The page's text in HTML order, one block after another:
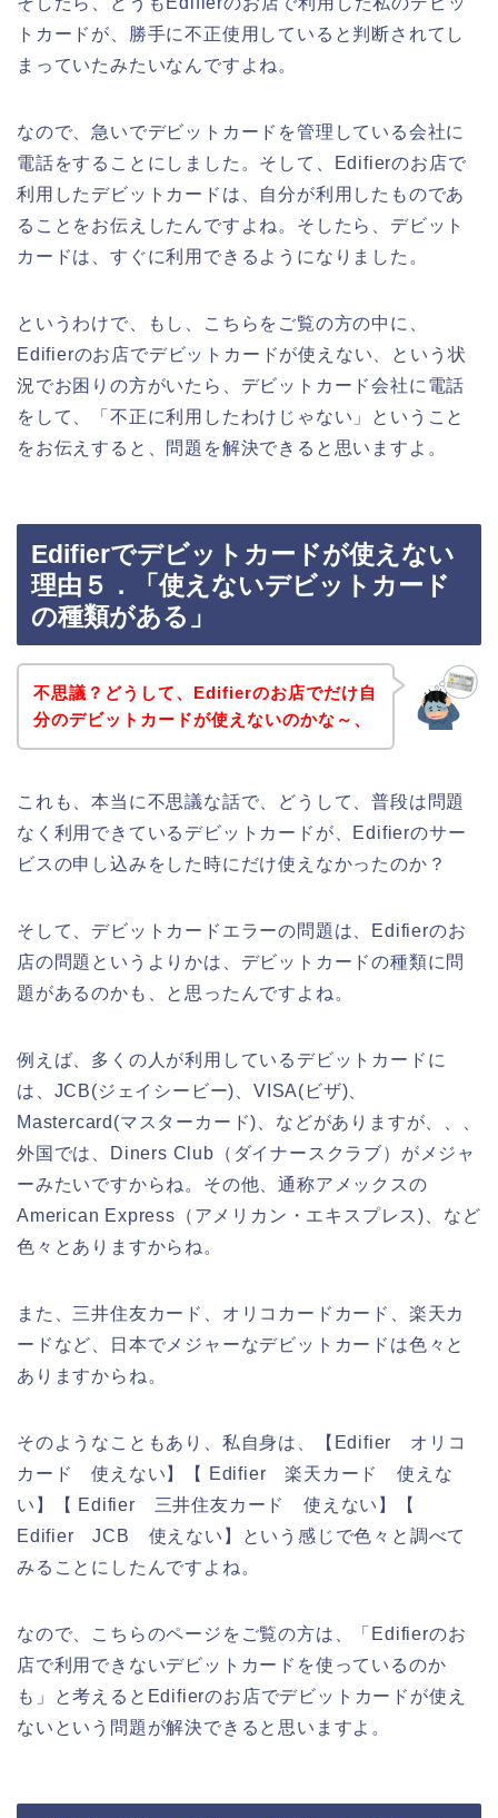
トカードが、勝手に不正使用していると判断されてし
まっていたみたいなんですよね。
なので、急いでデビットカードを管理している会社に
電話をすることにしました。そして、Edifierのお店で
利用したデビットカードは、自分が利用したものであ
ることをお伝えしたんですよね。そしたら、デビット
カードは、すぐに利用できるようになりました。
というわけで、もし、こちらをご覧の方の中に、
Edifierのお店でデビットカードが使えない、という状
況でお困りの方がいたら、デビットカード会社に電話
をして、「不正に利用したわけじゃない」ということ
をお伝えすると、問題を解決できると思いますよ。
Edifierでデビットカードが使えない
理由５．「使えないデビットカード
の種類がある」
不思議？どうして、Edifierのお店でだけ自
分のデビットカードが使えないのかな～、
これも、本当に不思議な話で、どうして、普段は問題
なく利用できているデビットカードが、Edifierのサー
ビスの申し込みをした時にだけ使えなかったのか？
そして、デビットカードエラーの問題は、Edifierのお
店の問題というよりかは、デビットカードの種類に問
題があるのかも、と思ったんですよね。
例えば、多くの人が利用しているデビットカードに
は、JCB(ジェイシービー)、VISA(ビザ)、
Mastercard(マスターカード)、などがありますが、、、
外国では、Diners Club（ダイナースクラブ）がメジャ
ーみたいですからね。その他、通称アメックスの
American Express（アメリカン・エキスプレス)、など
色々とありますからね。
また、三井住友カード、オリコカードカード、楽天カ
ードなど、日本でメジャーなデビットカードは色々と
ありますからね。
そのようなこともあり、私自身は、【Edifier オリコ
カード 使えない】【 Edifier 楽天カード 使えな
い】【 Edifier 三井住友カード 使えない】【
Edifier JCB 使えない】という感じで色々と調べて
みることにしたんですよね。
なので、こちらのページをご覧の方は、「Edifierのお
店で利用できないデビットカードを使っているのか
も」と考えるとEdifierのお店でデビットカードが使え
ないという問題が解決できると思いますよ。